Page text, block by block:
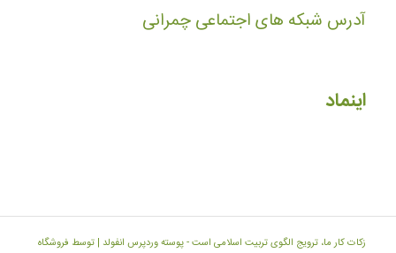
آدرس شبکه های اجتماعی چمرانی
اینماد
زکات کار ما، ترویج الگوی تربیت اسلامی است -پوسته وردپرس انفولد | توسط فروشگاه